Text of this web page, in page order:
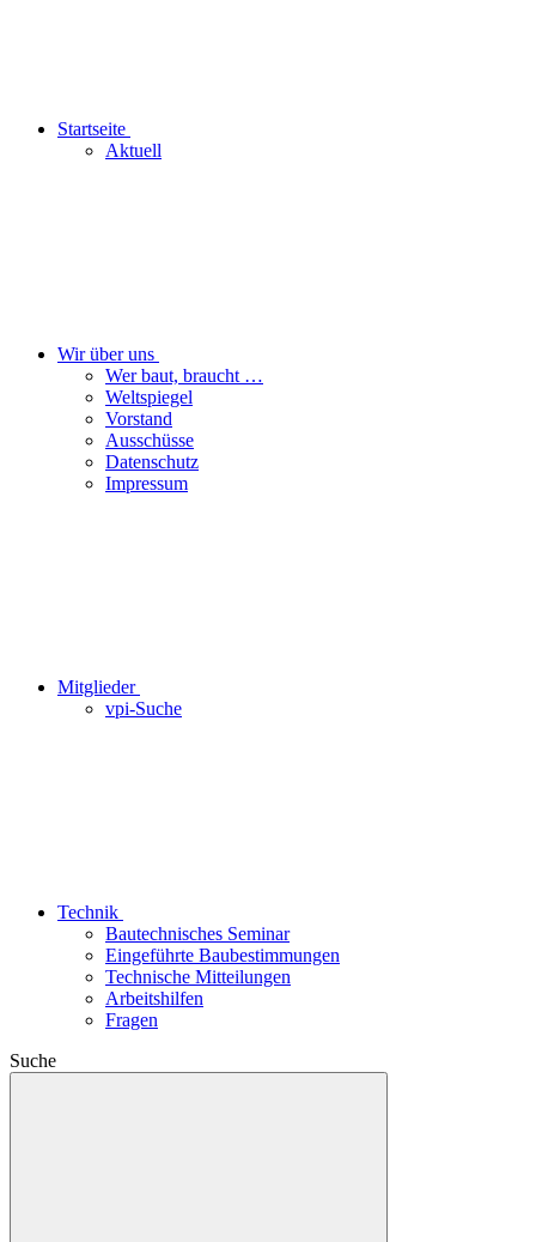
Startseite
Aktuell
Wir über uns
Wer baut, braucht …
Weltspiegel
Vorstand
Ausschüsse
Datenschutz
Impressum
Mitglieder
vpi-Suche
Technik
Bautechnisches Seminar
Eingeführte Baubestimmungen
Technische Mitteilungen
Arbeitshilfen
Fragen
Suche